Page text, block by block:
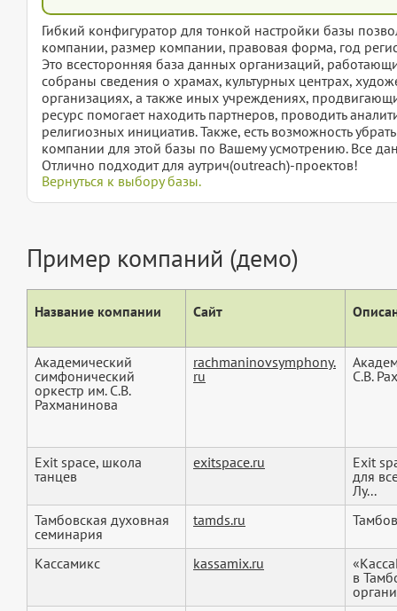
Гибкий конфигуратор для тонкой настройки базы
компании, размер компании, правовая форма, год
Это всесторонняя база данных организаций,
собраны сведения о храмах, культурных центрах,
организациях, а также иных учреждениях,
ресурс помогает находить партнеров, проводить
религиозных инициатив. Также, есть возможность
компании для этой базы по Вашему усмотрению. Все
Отлично подходит для аутрич(outreach)-проектов!
Вернуться к выбору базы.
Пример компаний (демо)
Название компании Сайт
Академический
симфонический
оркестр им. С.В.
Рахманинова
rachmaninovsymphony.
ru
С.В.
Exit space, школа
танцев
exitspace.ru
Exit
для
Лу...
Тамбовская духовная
семинария
tamds.ru
Кассамикс kassamix.ru
в